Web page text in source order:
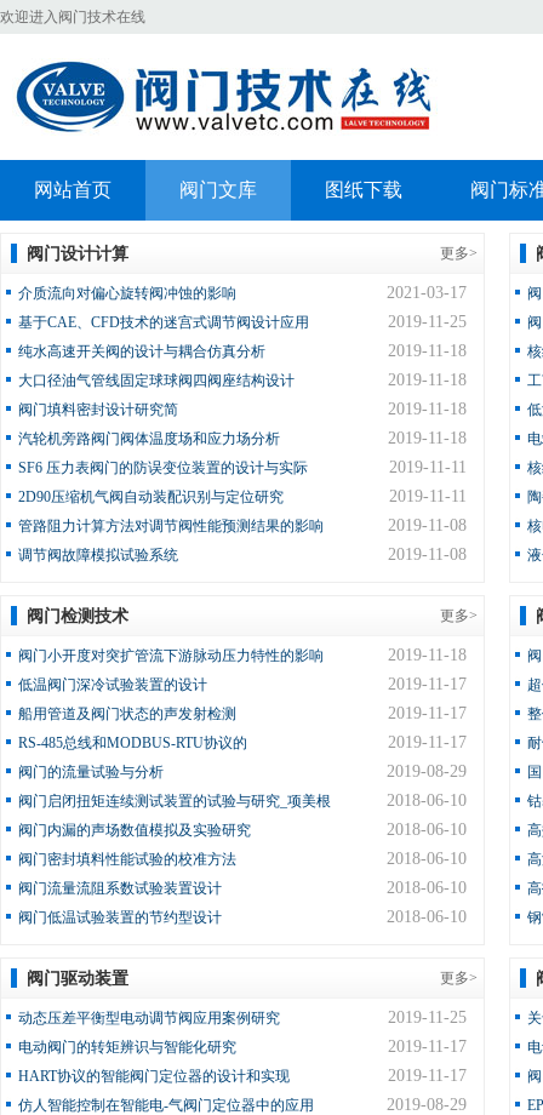
欢迎进入阀门技术在线
网站首页 阀门文库 图纸下载 阀门标
阀门设计计算 更多>
介质流向对偏心旋转阀冲蚀的影响 2021-03-17
基于CAE、CFD技术的迷宫式调节阀设计应用 2019-11-25
纯水高速开关阀的设计与耦合仿真分析 2019-11-18
大口径油气管线固定球球阀四阀座结构设计 2019-11-18
阀门填料密封设计研究简 2019-11-18
汽轮机旁路阀门阀体温度场和应力场分析 2019-11-18
SF6 压力表阀门的防误变位装置的设计与实际 2019-11-11
2D90压缩机气阀自动装配识别与定位研究 2019-11-11
管路阻力计算方法对调节阀性能预测结果的影响 2019-11-08
调节阀故障模拟试验系统 2019-11-08
阀门检测技术 更多>
阀门小开度对突扩管流下游脉动压力特性的影响 2019-11-18
低温阀门深冷试验装置的设计 2019-11-17
船用管道及阀门状态的声发射检测 2019-11-17
RS-485总线和MODBUS-RTU协议的 2019-11-17
阀门的流量试验与分析 2019-08-29
阀门启闭扭矩连续测试装置的试验与研究_项美根 2018-06-10
阀门内漏的声场数值模拟及实验研究 2018-06-10
阀门密封填料性能试验的校准方法 2018-06-10
阀门流量流阻系数试验装置设计 2018-06-10
阀门低温试验装置的节约型设计 2018-06-10
阀门驱动装置 更多>
动态压差平衡型电动调节阀应用案例研究 2019-11-25
电动阀门的转矩辨识与智能化研究 2019-11-17
HART协议的智能阀门定位器的设计和实现 2019-11-17
仿人智能控制在智能电-气阀门定位器中的应用 2019-08-29